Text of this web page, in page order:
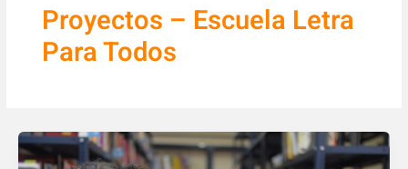
Proyectos – Escuela Letra
Para Todos